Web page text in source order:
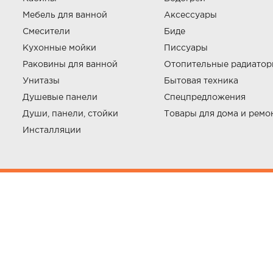
Мебель для ванной
Смесители
Кухонные мойки
Раковины для ванной
Унитазы
Душевые панели
Души, панели, стойки
Инсталляции
Аксессуары
Биде
Писсуары
Отопительные
Бытовая техника
Спецпредложения
Товары для дома и